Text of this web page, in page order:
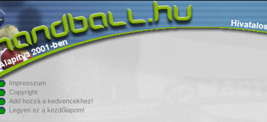
Impresszum
Copyright
Add hozzá a kedvencekhez!
Legyen ez a kezdőlapom!